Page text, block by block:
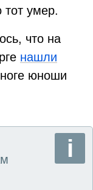
умер.
что на
нашли
юноши